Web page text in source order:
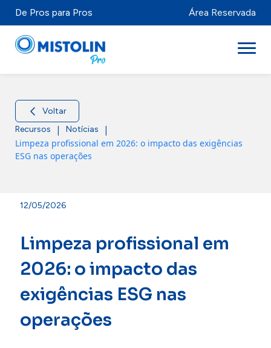
De Pros para Pros Área Reservada
Setores
Marcas & Produtos
Mistolabs
Distribuidores
Contactos
Recursos | Notícias |
Limpeza profissional em 2026: o impacto das exigências
ESG nas operações
Voltar
12/05/2026
Limpeza profissional em
2026: o impacto das
exigências ESG nas
operações